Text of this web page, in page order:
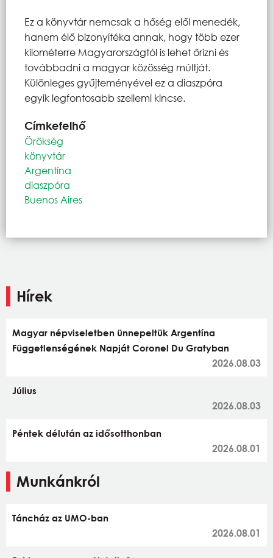
Ez a könyvtár nemcsak a hőség elől menedék,
hanem élő bizonyítéka annak, hogy több ezer
kilométerre Magyarországtól is lehet őrizni és
továbbadni a magyar közösség múltját.
Különleges gyűjteményével ez a diaszpóra
egyik legfontosabb szellemi kincse.
Címkefelhő
Örökség
könyvtár
Argentína
diaszpóra
Buenos Aires
Hírek
Magyar népviseletben ünnepeltük Argentína
Függetlenségének Napját Coronel Du Gratyban
2026.08.03
Július
2026.08.03
Péntek délután az idősotthonban
2026.08.01
Munkánkról
Táncház az UMO-ban
2026.08.01